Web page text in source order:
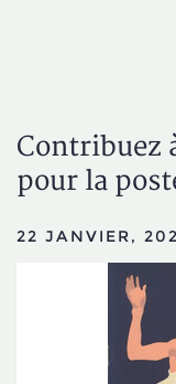
Contribuez
pour la
22 JANVIER,